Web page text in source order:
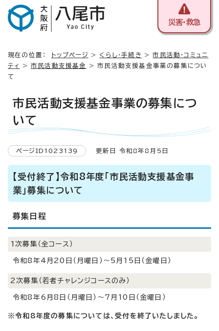
災害・救急
現在の位置： トップページ > くらし・手続き >市民活動・コミュニ
ティ
>市民活動支援基金
> 市民活動支援基金事業の募集につい
て
市民活動支援基金事業の募集につ
いて
ページID1023139 更新日 令和8年8月5日
【受付終了】令和8年度「市民活動支援基金事
業」募集について
募集日程
1次募集（全コース）
令和8年4月20日（月曜日）～5月15日（金曜日）
2次募集（若者チャレンジコースのみ）
令和8年6月8日（月曜日）～7月10日（金曜日）
※令和8年度の募集については、受付を終了いたしました。